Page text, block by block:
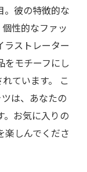
。彼の特徴的な
性的なファッ
ラストレーター
をモチーフにし
ています。 こ
は、あなたの
。お気に入りの
楽しんでくださ